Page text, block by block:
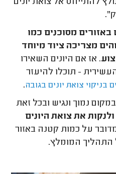
להתייחס אל צואת יונים
באזורים מסוכנים כמו
מצריכה ציוד מיוחד
. אז אם היונים השאירו
- תוכלו להיעזר
צואת יונים בגובה.
נמוך ונגיש ובכל זאת
ולנקות את צואת היונים
על כמות קטנה באזור
התהליך המומלץ.